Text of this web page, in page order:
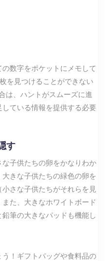
数字をポケットにメモして
を見つけることができない
は、ハントがスムーズに進
ている情報を提供する必要
す
子供たちの卵をかなりわか
きな子供たちの緑色の卵を
さな子供たちがそれらを見
た、大きなホワイトボード
筆の大きなパッドも機能し
！ギフトバッグや食料品の